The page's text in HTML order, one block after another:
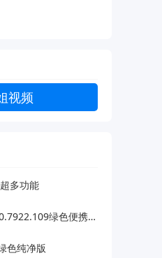
视频
多功能
绿色便携版
色纯净版